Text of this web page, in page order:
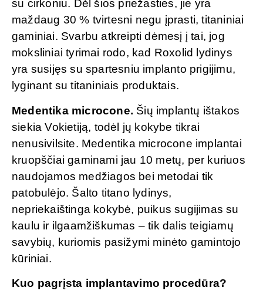
su cirkoniu. Dėl šios priežasties, jie yra
maždaug 30 % tvirtesni negu įprasti, titaniniai
gaminiai. Svarbu atkreipti dėmesį į tai, jog
moksliniai tyrimai rodo, kad Roxolid lydinys
yra susijęs su spartesniu implanto prigijimu,
lyginant su titaniniais produktais.
Medentika microcone. Šių implantų ištakos
siekia Vokietiją, todėl jų kokybe tikrai
nenusivilsite. Medentika microcone implantai
kruopščiai gaminami jau 10 metų, per kuriuos
naudojamos medžiagos bei metodai tik
patobulėjo. Šalto titano lydinys,
nepriekaištinga kokybė, puikus sugijimas su
kaulu ir ilgaamžiškumas – tik dalis teigiamų
savybių, kuriomis pasižymi minėto gamintojo
kūriniai.
Kuo pagrįsta implantavimo procedūra?